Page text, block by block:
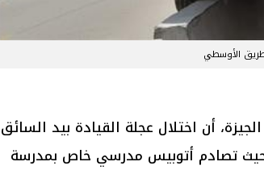
الأوسطي
أن اختلال عجلة القيادة بيد السائق
حيث تصادم أتوبيس مدرسي خاص بمدرسة